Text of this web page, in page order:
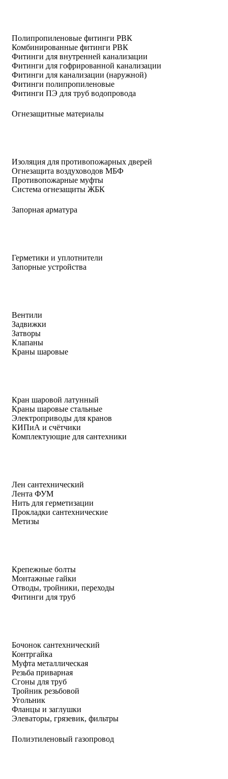
Полипропиленовые фитинги РВК
Комбинированные фитинги РВК
Фитинги для внутренней канализации
Фитинги для гофрированной канализации
Фитинги для канализации (наружной)
Фитинги полипропиленовые
Фитинги ПЭ для труб водопровода
Огнезащитные материалы
Изоляция для противопожарных дверей
Огнезащита воздуховодов МБФ
Противопожарные муфты
Система огнезащиты ЖБК
Запорная арматура
Герметики и уплотнители
Запорные устройства
Вентили
Задвижки
Затворы
Клапаны
Краны шаровые
Кран шаровой латунный
Краны шаровые стальные
Электроприводы для кранов
КИПиА и счётчики
Комплектующие для сантехники
Лен сантехнический
Лента ФУМ
Нить для герметизации
Прокладки сантехнические
Метизы
Крепежные болты
Монтажные гайки
Отводы, тройники, переходы
Фитинги для труб
Бочонок сантехнический
Контргайка
Муфта металлическая
Резьба приварная
Сгоны для труб
Тройник резьбовой
Угольник
Фланцы и заглушки
Элеваторы, грязевик, фильтры
Полиэтиленовый газопровод